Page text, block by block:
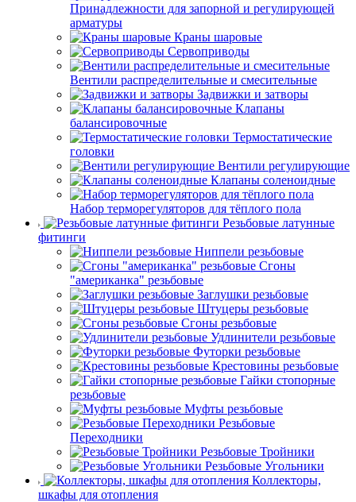
Принадлежности для запорной и регулирующей
арматуры
Краны шаровые
Сервоприводы
Вентили распределительные и смесительные
Задвижки и затворы
Клапаны
балансировочные
Термостатические
головки
Вентили регулирующие
Клапаны соленоидные
Набор терморегуляторов для тёплого пола
Резьбовые латунные
фитинги
Ниппели резьбовые
Сгоны
"американка" резьбовые
Заглушки резьбовые
Штуцеры резьбовые
Сгоны резьбовые
Удлинители резьбовые
Футорки резьбовые
Крестовины резьбовые
Гайки стопорные
резьбовые
Муфты резьбовые
Резьбовые
Переходники
Резьбовые Тройники
Резьбовые Угольники
Коллекторы,
шкафы для отопления